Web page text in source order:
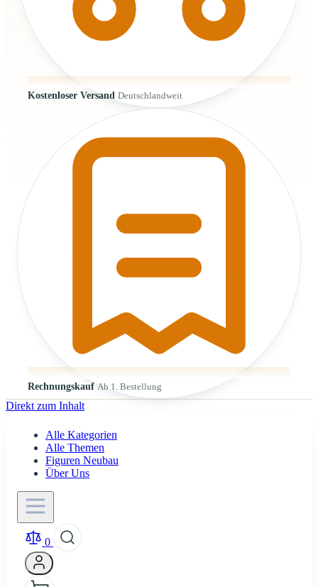
Kostenloser Versand Deutschlandweit
Rechnungskauf Ab 1. Bestellung
Direkt zum Inhalt
Alle Kategorien
Alle Themen
Figuren Neubau
Über Uns
0